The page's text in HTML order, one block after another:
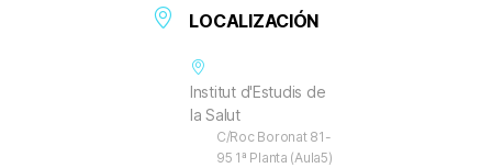
LOCALIZACIÓN
Institut d'Estudis de
la Salut
C/Roc Boronat 81-
95 1ª Planta (Aula5)